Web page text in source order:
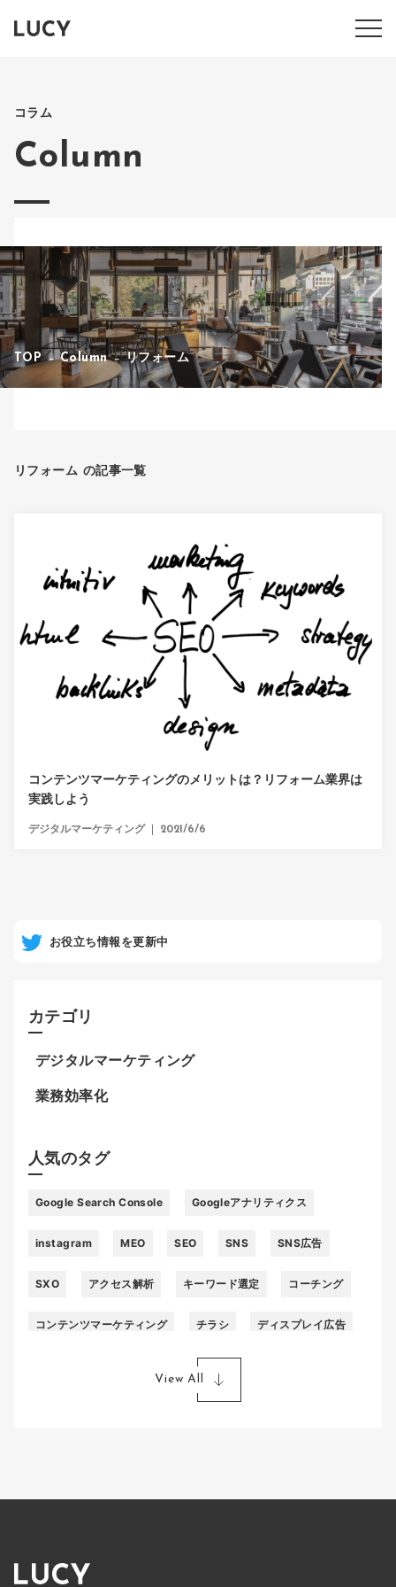
コラム
Column
TOP Column リフォーム
リフォーム の記事一覧
コンテンツマーケティングのメリットは？リフォーム業界は
実践しよう
デジタルマーケティング 2021/6/6
お役立ち情報を更新中
カテゴリ
デジタルマーケティング
業務効率化
人気のタグ
Google Search Console Googleアナリティクス
instagram MEO SEO SNS SNS広告
SXO アクセス解析 キーワード選定 コーチング
コンテンツマーケティング チラシ ディスプレイ広告
ポータルサイト
リスティング広告
View All